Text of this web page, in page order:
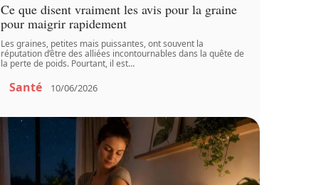
Ce que disent vraiment les avis pour la graine
pour maigrir rapidement
Les graines, petites mais puissantes, ont souvent la
réputation d’être des alliées incontournables dans la quête de
la perte de poids. Pourtant, il est…
Santé 10/06/2026